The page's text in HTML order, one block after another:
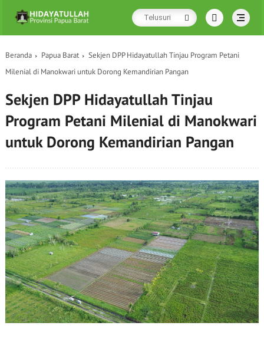
Beranda Papua Barat
Sekjen DPP Hidayatullah Tinjau Program Petani
Milenial di Manokwari untuk Dorong Kemandirian Pangan
Sekjen DPP Hidayatullah Tinjau
Program Petani Milenial di Manokwari
untuk Dorong Kemandirian Pangan